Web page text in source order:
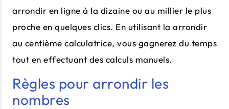
arrondir en ligne à la dizaine ou au millier le plus
proche en quelques clics. En utilisant la arrondir
au centième calculatrice, vous gagnerez du temps
tout en effectuant des calculs manuels.
Règles pour arrondir les
nombres